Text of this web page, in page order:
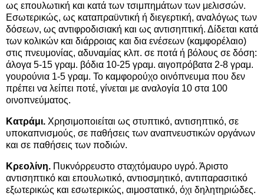
ως επουλωτική και κατά των τσιμπημάτων των μελισσών.
Εσωτερικώς, ως καταπραϋντική ή διεγερτική, αναλόγως των
δόσεων, ως αντιφροδισιακή και ως αντισηπτική. Δίδεται κατά
των κολικών και διάρροιας και δια ενέσεων (καμφορέλαιο)
στις πνευμονίας, αδυναμίας κλπ. σε ποτά ή βόλους σε δόση:
άλογα 5-15 γραμ. βόδια 10-25 γραμ. αιγοπρόβατα 2-8 γραμ.
γουρούνια 1-5 γραμ. Το καμφορούχο οινόπνευμα που δεν
πρέπει να λείπει ποτέ, γίνεται με αναλογία 10 στα 100
οινοπνεύματος.
Κατράμι. Χρησιμοποιείται ως στυπτικό, αντισηπτικό, σε
υποκαπνισμούς, σε παθήσεις των αναπνευστικών οργάνων
και σε παθήσεις των ποδιών.
Κρεολίνη. Πυκνόρρευστο σταχτόμαυρο υγρό. Άριστο
αντισηπτικό και επουλωτικό, αντιοσμητικό, αντιπαρασιτικό
εξωτερικώς και εσωτερικώς, αιμοστατικό, όχι δηλητηριώδες.